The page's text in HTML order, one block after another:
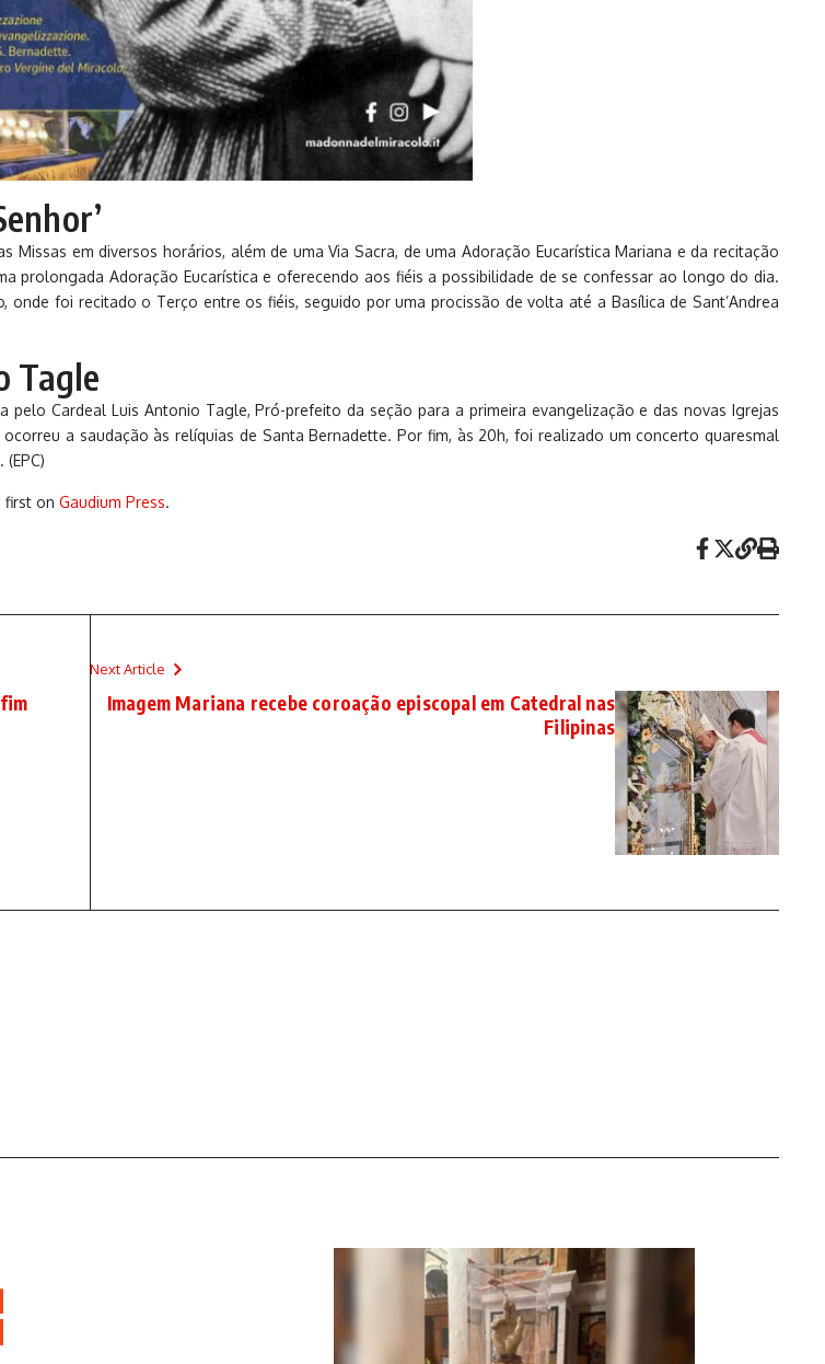
em diversos horários, além de uma Via Sacra, de uma Adoração Eucarística Mariana e da recitação
prolongada Adoração Eucarística e oferecendo aos fiéis a possibilidade de se confessar ao longo do dia.
foi recitado o Terço entre os fiéis, seguido por uma procissão de volta até a Basílica de Sant’Andrea
Tagle
Cardeal Luis Antonio Tagle, Pró-prefeito da seção para a primeira evangelização e das novas Igrejas
a saudação às relíquias de Santa Bernadette. Por fim, às 20h, foi realizado um concerto quaresmal
first on Gaudium Press.
Next Article
Imagem Mariana recebe coroação episcopal em Catedral nas
Filipinas